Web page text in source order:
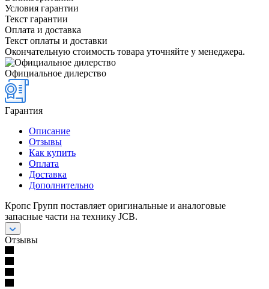
Условия гарантии
Текст гарантии
Оплата и доставка
Текст оплаты и доставки
Окончательную стоимость товара уточняйте у менеджера.
Официальное дилерство
Гарантия
Описание
Отзывы
Как купить
Оплата
Доставка
Дополнительно
Кропс Групп поставляет оригинальные и аналоговые
запасные части на технику JCB.
Отзывы